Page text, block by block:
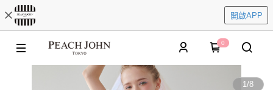
開啟APP
0
1/8